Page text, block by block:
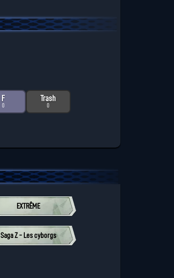
F
0
Trash
0
EXTRÊME
Saga Z - Les cyborgs